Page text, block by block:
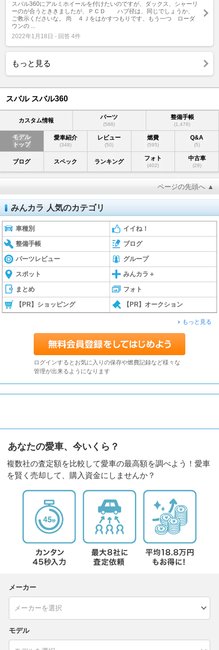
スバル360にアルミホイールを付けたいのですが、ダックス、シャーリ
ーのが合うとききましたが、ＰＣＤ ハブ径は、同じでしょうか、
ご教示くださいな。 尚 ４Ｊをはかすつもりです、もう一つ ローダ
ウンの ...
2022年1月18日 - 回答 4件
もっと見る
スバル スバル360
カスタム情報 パーツ
(588)
整備手帳
(1,476)
モデル
トップ
愛車紹介
(348)
レビュー
(50)
燃費
(595)
Q&A
(5)
ブログ スペック ランキング フォト
(402)
中古車
(28)
ページの先頭へ ▲
みんカラ 人気のカテゴリ
車種別 イイね！
整備手帳 ブログ
パーツレビュー グループ
スポット みんカラ＋
まとめ フォト
【PR】ショッピング 【PR】オークション
もっと見る
ログインするとお気に入りの保存や燃費記録など様々な
管理が出来るようになります
あなたの愛車、今いくら？
複数社の査定額を比較して愛車の最高額を調べよう！愛車
を賢く売却して、購入資金にしませんか？
メーカー
モデル